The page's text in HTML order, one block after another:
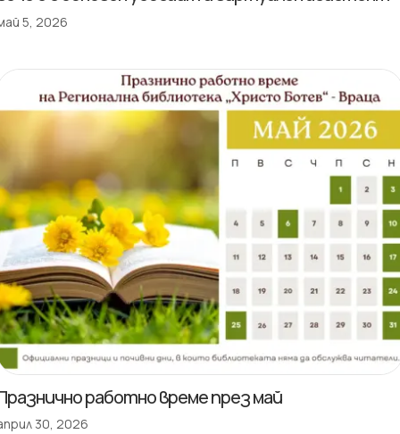
5, 2026
работно време през май
30, 2026